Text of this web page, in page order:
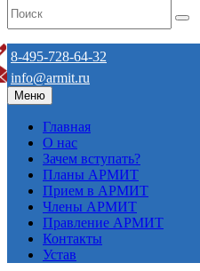
8-495-728-64-32
info@armit.ru
Меню
Главная
О нас
Зачем вступать?
Планы АРМИТ
Прием в АРМИТ
Члены АРМИТ
Правление АРМИТ
Контакты
Устав